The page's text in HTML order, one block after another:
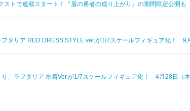
ストで連載スタート！『盾の勇者の成り上がり』の期間限定公開も
フタリア RED DRESS STYLE ver.が1/7スケールフィギュア化！ 9
り、ラフタリア 水着Ver.が1/7スケールフィギュア化！ 4月28日（